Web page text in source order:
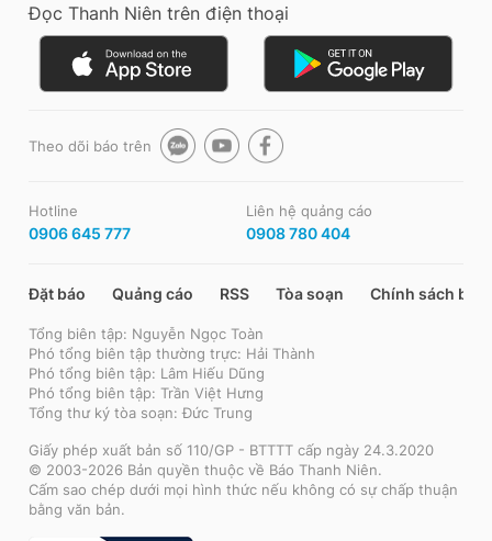
Đọc Thanh Niên trên điện thoại
Theo dõi báo trên
Hotline
0906 645 777
Liên hệ quảng cáo
0908 780 404
Đặt báo Quảng cáo RSS Tòa soạn Chính sách bảo
Tổng biên tập: Nguyễn Ngọc Toàn
Phó tổng biên tập thường trực: Hải Thành
Phó tổng biên tập: Lâm Hiếu Dũng
Phó tổng biên tập: Trần Việt Hưng
Tổng thư ký tòa soạn: Đức Trung
Giấy phép xuất bản số 110/GP - BTTTT cấp ngày 24.3.2020
© 2003-2026 Bản quyền thuộc về Báo Thanh Niên.
Cấm sao chép dưới mọi hình thức nếu không có sự chấp thuận
bằng văn bản.